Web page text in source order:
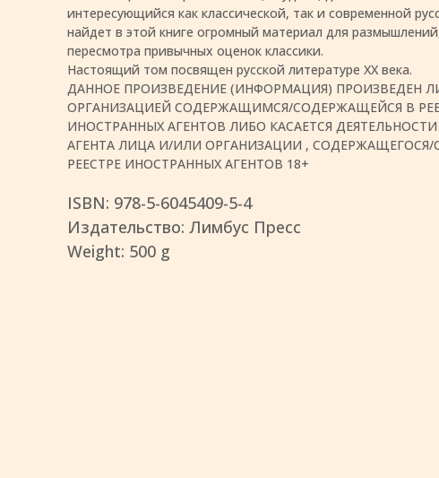
интересующийся как классической, так и современной
найдет в этой книге огромный материал для
пересмотра привычных оценок классики.
Настоящий том посвящен русской литературе XX века.
ДАННОЕ ПРОИЗВЕДЕНИЕ (ИНФОРМАЦИЯ) ПРОИЗВЕДЕН
ОРГАНИЗАЦИЕЙ СОДЕРЖАЩИМСЯ/СОДЕРЖАЩЕЙСЯ В
ИНОСТРАННЫХ АГЕНТОВ ЛИБО КАСАЕТСЯ
АГЕНТА ЛИЦА И/ИЛИ ОРГАНИЗАЦИИ ,
РЕЕСТРЕ ИНОСТРАННЫХ АГЕНТОВ 18+
ISBN: 978-5-6045409-5-4
Издательство: Лимбус Пресс
Weight: 500 g